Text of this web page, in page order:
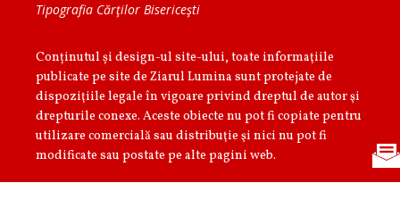
Tipografia Cărţilor Bisericeşti
Conținutul și design-ul site-ului, toate informaţiile
publicate pe site de Ziarul Lumina sunt protejate de
dispoziţiile legale în vigoare privind dreptul de autor şi
drepturile conexe. Aceste obiecte nu pot fi copiate pentru
utilizare comercială sau distribuţie şi nici nu pot fi
modificate sau postate pe alte pagini web.